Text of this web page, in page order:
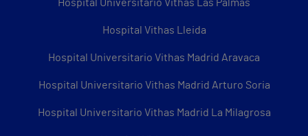
Hospital Universitario Vithas Las Palmas
Hospital Vithas Lleida
Hospital Universitario Vithas Madrid Aravaca
Hospital Universitario Vithas Madrid Arturo Soria
Hospital Universitario Vithas Madrid La Milagrosa